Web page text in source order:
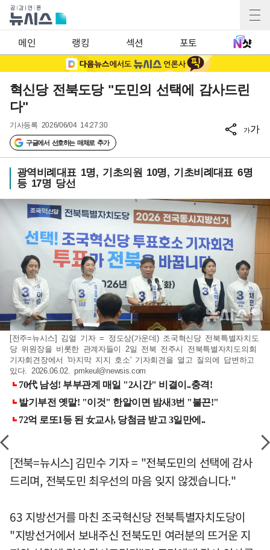
메인 랭킹 섹션 포토
혁신당 전북도당 "도민의 선택에 감사드린
다"
기사등록 2026/06/04 14:27:30
구글에서 선호하는 매체로 추가
가가
광역비례대표 1명, 기초의원 10명, 기초비례대표 6명
등 17명 당선
[전주=뉴시스] 김얼 기자 = 정도상(가운데) 조국혁신당 전북특별자치도
당 위원장을 비롯한 관계자들이 2일 전북 전주시 전북특별자치도의회
기자회견장에서 '마지막 지지 호소' 기자회견을 열고 질의에 답변하고
있다. 2026.06.02.pmkeul@newsis.com
[전북=뉴시스] 김민수 기자 = "전북도민의 선택에 감사
드리며, 전북도민 최우선의 마음 잊지 않겠습니다."
63 지방선거를 마친 조국혁신당 전북특별자치도당이
"지방선거에서 보내주신 전북도민 여러분의 뜨거운 지